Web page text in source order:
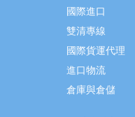
國際進口
雙清專線
國際貨運代理
進口物流
倉庫與倉儲